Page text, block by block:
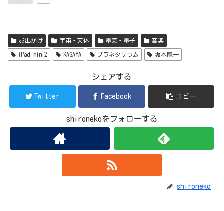
お出かけ 宇宙・天体 電気・電子 音楽
iPad mini2 KAGAYA プラネタリウム 坂本龍一
シェアする
Twitter Facebook コピー
shironekoをフォローする
shironeko